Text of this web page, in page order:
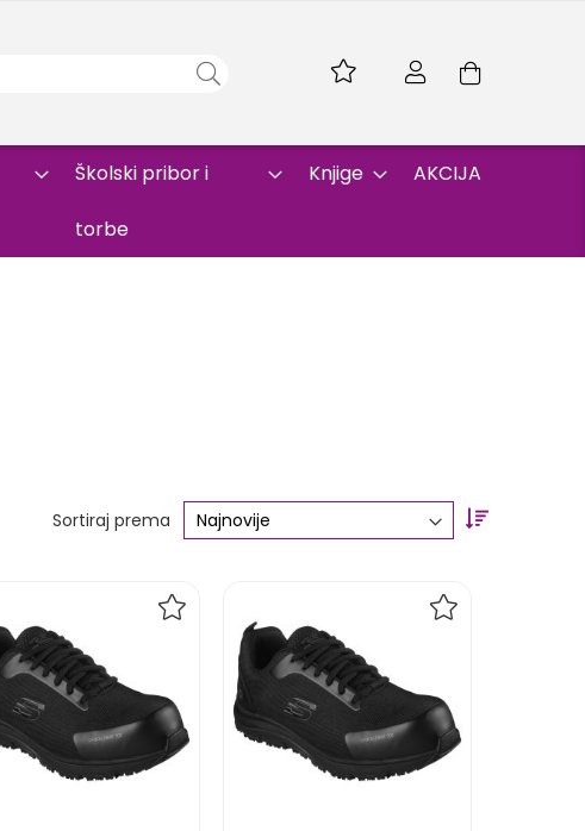
Skip
Školski pribor i
torbe
Knjige AKCIJA
Sortiraj prema
Set
LISTU
ŽELJA
LISTU
ŽELJA